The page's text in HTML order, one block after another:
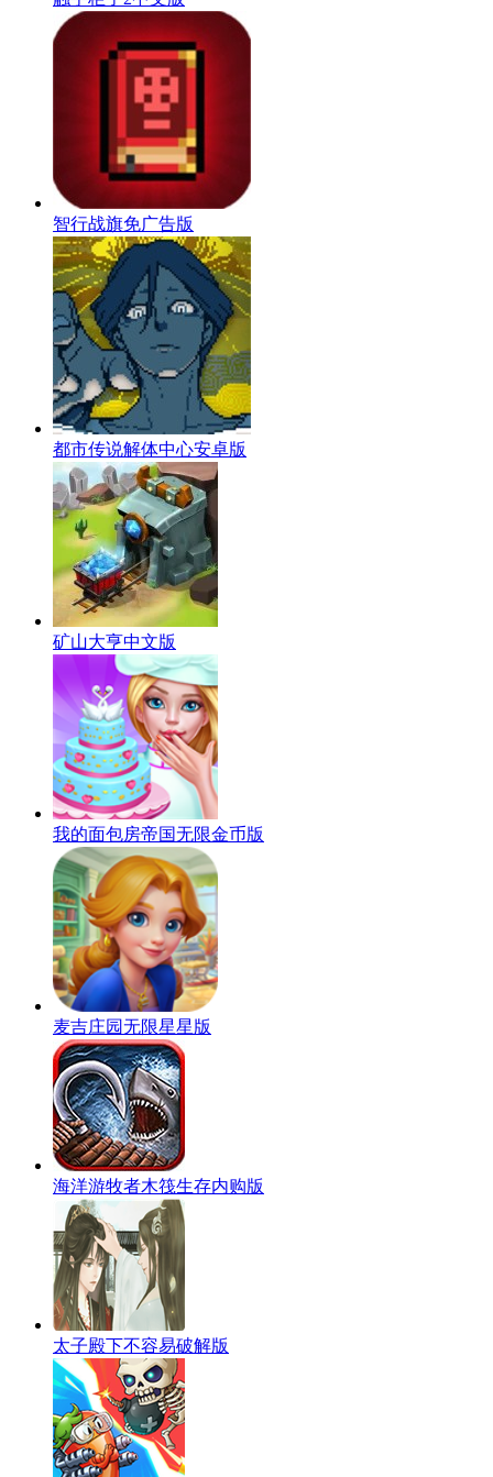
智行战旗免广告版
都市传说解体中心安卓版
矿山大亨中文版
我的面包房帝国无限金币版
麦吉庄园无限星星版
海洋游牧者木筏生存内购版
太子殿下不容易破解版